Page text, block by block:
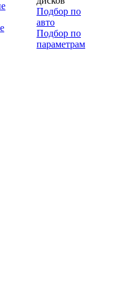
Подбор по
авто
Подбор по
параметрам